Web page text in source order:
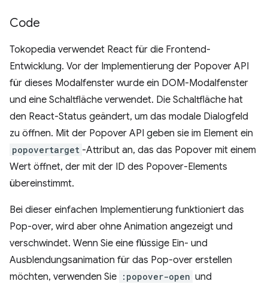
Code
Tokopedia verwendet React für die Frontend-
Entwicklung. Vor der Implementierung der Popover API
für dieses Modalfenster wurde ein DOM-Modalfenster
und eine Schaltfläche verwendet. Die Schaltfläche hat
den React-Status geändert, um das modale Dialogfeld
zu öffnen. Mit der Popover API geben sie im Element ein
popovertarget -Attribut an, das das Popover mit einem
Wert öffnet, der mit der ID des Popover-Elements
übereinstimmt.
Bei dieser einfachen Implementierung funktioniert das
Pop-over, wird aber ohne Animation angezeigt und
verschwindet. Wenn Sie eine flüssige Ein- und
Ausblendungsanimation für das Pop-over erstellen
möchten, verwenden Sie :popover-open und